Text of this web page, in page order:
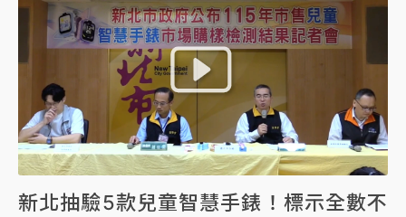
新北抽驗5款兒童智慧手錶！標示全數不